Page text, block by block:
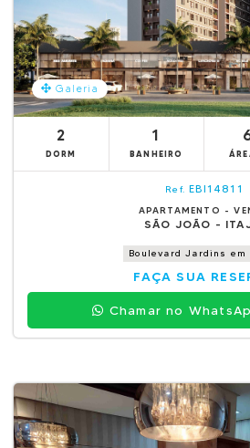
Galeria
2
DORM
1
BANHEIRO
Ref. EBI14811
APARTAMENTO -
SÃO JOÃO -
Boulevard Jardins
FAÇA SUA
Chamar no